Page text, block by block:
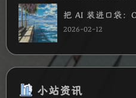
把 AI 装进口袋：
2026-02-12
小站资讯